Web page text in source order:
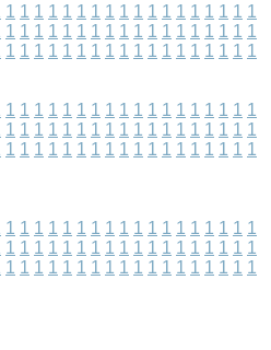
1 1 1 1 1 1 1 1 1 1 1 1 1 1 1 1 1 1
1 1 1 1 1 1 1 1 1 1 1 1 1 1 1 1 1 1
1 1 1 1 1 1 1 1 1 1 1 1 1 1 1 1 1 1
1 1 1 1 1 1 1 1 1 1 1 1 1 1 1 1 1 1
1 1 1 1 1 1 1 1 1 1 1 1 1 1 1 1 1 1
1 1 1 1 1 1 1 1 1 1 1 1 1 1 1 1 1 1
1 1 1 1 1 1 1 1 1 1 1 1 1 1 1 1 1 1
1 1 1 1 1 1 1 1 1 1 1 1 1 1 1 1 1 1
1 1 1 1 1 1 1 1 1 1 1 1 1 1 1 1 1 1